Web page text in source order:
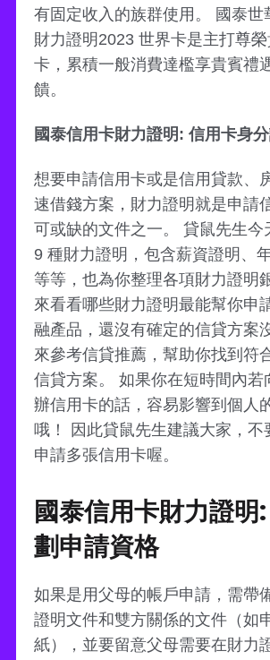
有固定收入的族群使用。 國泰世
財力證明2023 世界卡是主打尊
卡，累積一般消費達檻享貴賓禮
饋。
國泰信用卡財力證明: 信用卡身
想要申請信用卡或是信用貸款、
速借錢方案，財力證明就是申請
可或缺的文件之一。 貸鼠先生今
9 種財力證明，包含薪資證明、
等等，也為你整理各項財力證明
來看看哪些財力證明最能幫你申
融產品，還沒有確定的信貸方案
來參考信貸推薦，幫助你找到符
信貸方案。 如果你在短時間內若
辦信用卡的話，容易影響到個人
哦！ 因此貸鼠先生建議大家，不
申請多張信用卡喔。
國泰信用卡財力證明
劃申請資格
如果是用父母的帳戶申請，需帶
證明文件和雙方關係的文件（如
紙），並要留意父母需要在財力